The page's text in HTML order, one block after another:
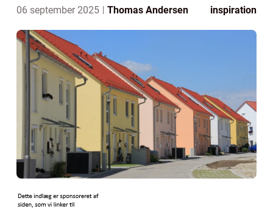
06 september 2025 Thomas Andersen inspiration